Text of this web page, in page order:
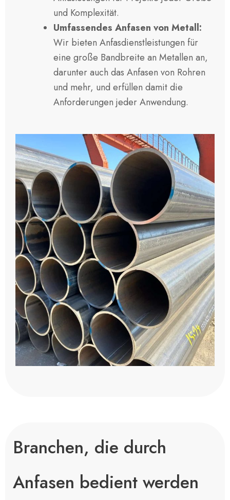
und Komplexität.
Umfassendes Anfasen von Metall:
Wir bieten Anfasdienstleistungen für
eine große Bandbreite an Metallen an,
darunter auch das Anfasen von Rohren
und mehr, und erfüllen damit die
Anforderungen jeder Anwendung.
Branchen, die durch
Anfasen bedient werden